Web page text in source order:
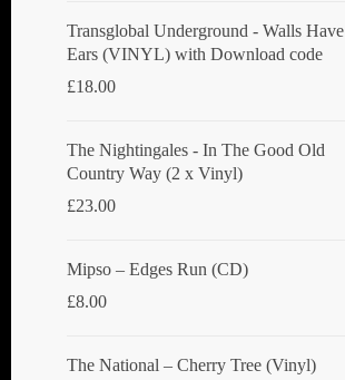
Transglobal Underground - Walls Have
Ears (VINYL) with Download code
£18.00
The Nightingales - In The Good Old
Country Way (2 x Vinyl)
£23.00
Mipso ‎– Edges Run (CD)
£8.00
The National ‎– Cherry Tree (Vinyl)